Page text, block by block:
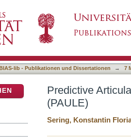
lib - Publikationen und Dissertationen → 7
Predictive
(PAULE)
Sering, Konstantin